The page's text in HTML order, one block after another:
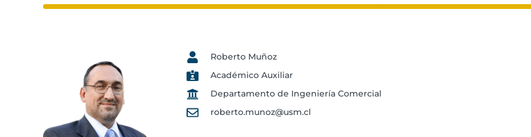
Roberto Muñoz
Académico Auxiliar
Departamento de Ingeniería Comercial
roberto.munoz@usm.cl